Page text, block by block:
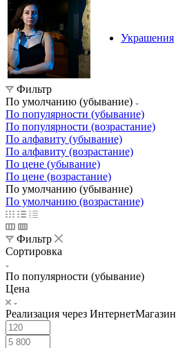
Украшения
Фильтр
По умолчанию (убывание)
По популярности (убывание)
По популярности (возрастание)
По алфавиту (убывание)
По алфавиту (возрастание)
По цене (убывание)
По цене (возрастание)
По умолчанию (убывание)
По умолчанию (возрастание)
Фильтр
Сортировка
По популярности (убывание)
Цена
Реализация через ИнтернетМагазин